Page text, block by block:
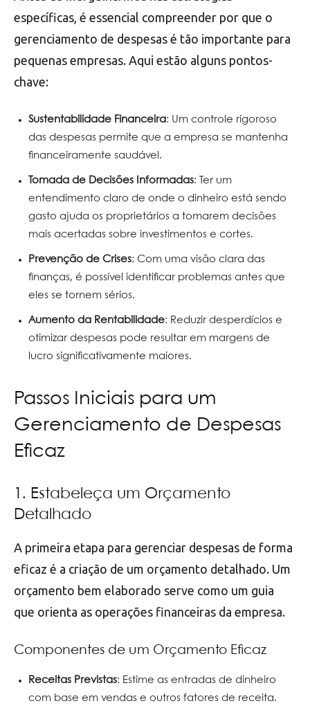
específicas, é essencial compreender por que o
gerenciamento de despesas é tão importante para
pequenas empresas. Aqui estão alguns pontos-
chave:
Sustentabilidade Financeira: Um controle rigoroso
das despesas permite que a empresa se mantenha
financeiramente saudável.
Tomada de Decisões Informadas: Ter um
entendimento claro de onde o dinheiro está sendo
gasto ajuda os proprietários a tomarem decisões
mais acertadas sobre investimentos e cortes.
Prevenção de Crises: Com uma visão clara das
finanças, é possível identificar problemas antes que
eles se tornem sérios.
Aumento da Rentabilidade: Reduzir desperdícios e
otimizar despesas pode resultar em margens de
lucro significativamente maiores.
Passos Iniciais para um
Gerenciamento de Despesas
Eficaz
1. Estabeleça um Orçamento
Detalhado
A primeira etapa para gerenciar despesas de forma
eficaz é a criação de um orçamento detalhado. Um
orçamento bem elaborado serve como um guia
que orienta as operações financeiras da empresa.
Componentes de um Orçamento Eficaz
Receitas Previstas: Estime as entradas de dinheiro
com base em vendas e outros fatores de receita.